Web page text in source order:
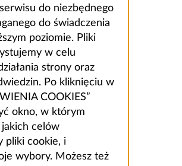
do niezbędnego
do świadczenia
poziomie. Pliki
w celu
strony oraz
Po kliknięciu w
COOKIES”
okno, w którym
celów
pliki cookie, i
wybory. Możesz też